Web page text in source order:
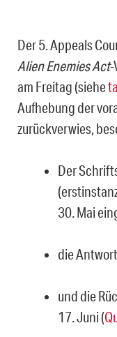
Der 5. Appeals
Alien Enemies Act-
am Freitag (siehe
Aufhebung der
zurückverwies,
Der
30. Mai
die
und die
17. Juni (